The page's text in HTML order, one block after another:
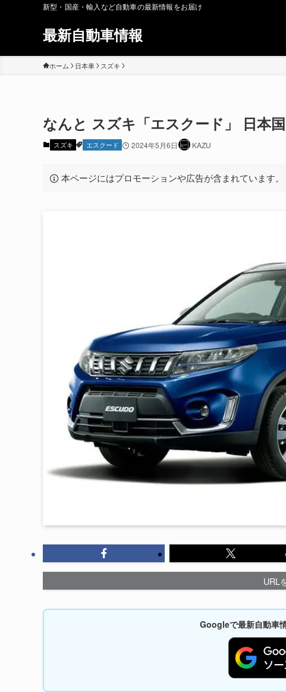
新型・国産・輸入など自動車の最新情報をお届け
最新自動車情報
ホーム 日本車 スズキ
なんと スズキ「エスクード」 日本
スズキ エスクード 2024年5月6日 KAZU
本ページにはプロモーションや広告が含まれています。
URL
Googleで最新自動車